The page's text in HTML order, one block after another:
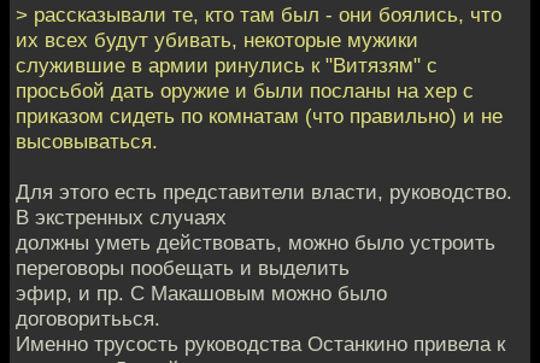
> рассказывали те, кто там был - они боялись, что
их всех будут убивать, некоторые мужики
служившие в армии ринулись к "Витязям" с
просьбой дать оружие и были посланы на хер с
приказом сидеть по комнатам (что правильно) и не
высовываться.
Для этого есть представители власти, руководство.
В экстренных случаях
должны уметь действовать, можно было устроить
переговоры пообещать и выделить
эфир, и пр. С Макашовым можно было
договоритьься.
Именно трусость руководства Останкино привела к